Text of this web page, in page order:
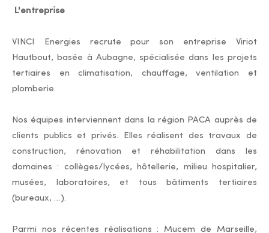
L'entreprise
VINCI Energies recrute pour son entreprise Viriot
Hautbout, basée à Aubagne, spécialisée dans les projets
tertiaires en climatisation, chauffage, ventilation et
plomberie.
Nos équipes interviennent dans la région PACA auprès de
clients publics et privés. Elles réalisent des travaux de
construction, rénovation et réhabilitation dans les
domaines : collèges/lycées, hôtellerie, milieu hospitalier,
musées, laboratoires, et tous bâtiments tertiaires
(bureaux, …).
Parmi nos récentes réalisations : Mucem de Marseille,